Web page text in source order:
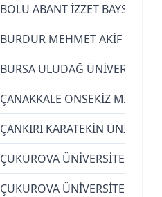
BOLU ABANT İZZET BAYSAL
BURDUR MEHMET AKİF
BURSA ULUDAĞ ÜNİVERSİTESİ
ÇANAKKALE ONSEKİZ MART
ÇANKIRI KARATEKİN
ÇUKUROVA ÜNİVERSİTESİ
ÇUKUROVA ÜNİVERSİTESİ